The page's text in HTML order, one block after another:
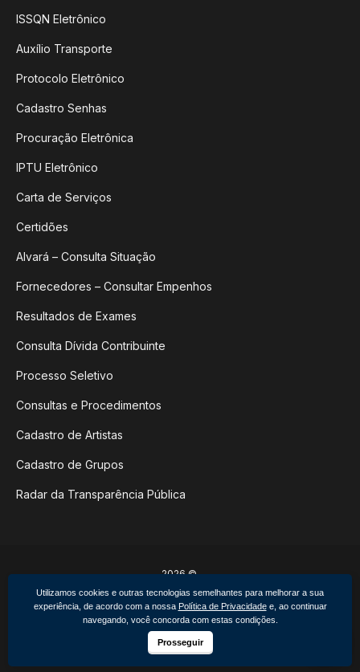
ISSQN Eletrônico
Auxílio Transporte
Protocolo Eletrônico
Cadastro Senhas
Procuração Eletrônica
IPTU Eletrônico
Carta de Serviços
Certidões
Alvará – Consulta Situação
Fornecedores – Consultar Empenhos
Resultados de Exames
Consulta Dívida Contribuinte
Processo Seletivo
Consultas e Procedimentos
Cadastro de Artistas
Cadastro de Grupos
Radar da Transparência Pública
2026 ©
Todos os direitos reservados.
Feito por upside.rs
FacebookInstagram
Utilizamos cookies e outras tecnologias semelhantes para melhorar a sua
experiência, de acordo com a nossa Política de Privacidadee, ao continuar
navegando, você concorda com estas condições.
Prosseguir